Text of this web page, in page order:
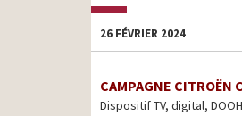
26 FÉVRIER 2024
CAMPAGNE CITROËN
Dispositif TV, digital,